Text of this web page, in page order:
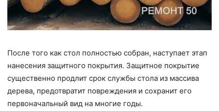
После того как стол полностью собран, наступает этап
нанесения защитного покрытия. Защитное покрытие
существенно продлит срок службы стола из массива
дерева, предотвратит повреждения и сохранит его
первоначальный вид на многие годы.